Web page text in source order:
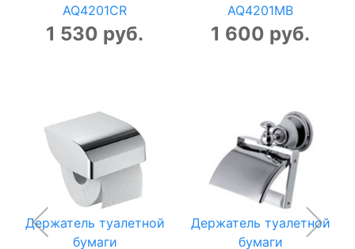
AQ4201CR
1 530 руб.
AQ4201MB
1 600 руб.
Держатель туалетной
бумаги
Держатель туалетной
бумаги